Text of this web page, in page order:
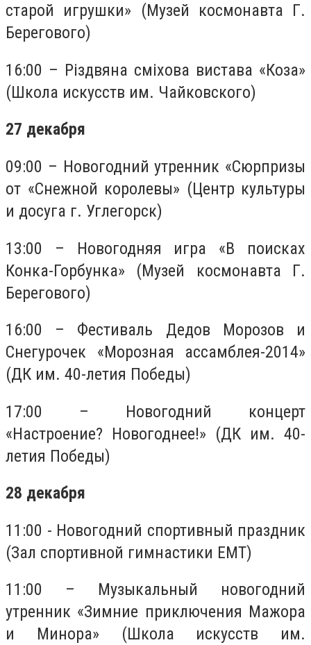
старой игрушки» (Музей космонавта Г.
Берегового)
16:00 – Різдвяна сміхова вистава «Коза»
(Школа искусств им. Чайковского)
27 декабря
09:00 – Новогодний утренник «Сюрпризы
от «Снежной королевы» (Центр культуры
и досуга г. Углегорск)
13:00 – Новогодняя игра «В поисках
Конка-Горбунка» (Музей космонавта Г.
Берегового)
16:00 – Фестиваль Дедов Морозов и
Снегурочек «Морозная ассамблея-2014»
(ДК им. 40-летия Победы)
17:00 – Новогодний концерт
«Настроение? Новогоднее!» (ДК им. 40-
летия Победы)
28 декабря
11:00 - Новогодний спортивный праздник
(Зал спортивной гимнастики ЕМТ)
11:00 – Музыкальный новогодний
утренник «Зимние приключения Мажора
и Минора» (Школа искусств им.